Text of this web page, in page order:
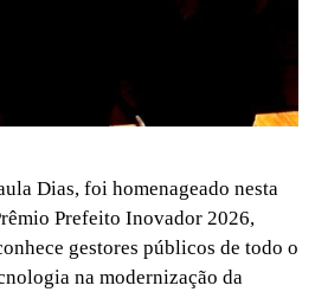
Dias, foi homenageado nesta
Prefeito Inovador 2026,
gestores públicos de todo o
na modernização da